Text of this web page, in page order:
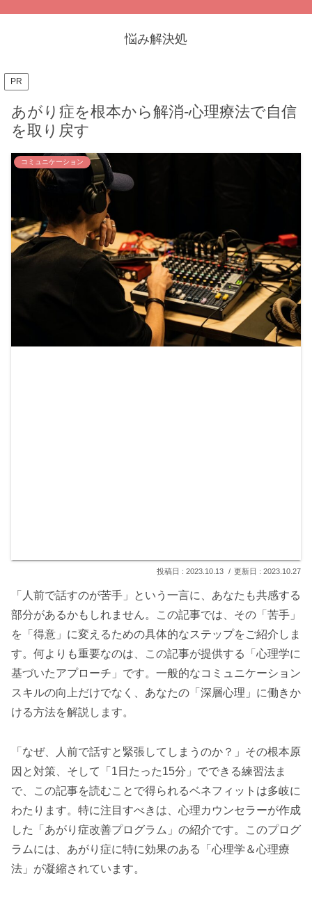
悩み解決処
PR
あがり症を根本から解消-心理療法で自信
を取り戻す
コミュニケーション
2023.10.13 2023.10.27
「人前で話すのが苦手」という一言に、あなたも共感する
部分があるかもしれません。この記事では、その「苦手」
を「得意」に変えるための具体的なステップをご紹介しま
す。何よりも重要なのは、この記事が提供する「心理学に
基づいたアプローチ」です。一般的なコミュニケーション
スキルの向上だけでなく、あなたの「深層心理」に働きか
ける方法を解説します。
「なぜ、人前で話すと緊張してしまうのか？」その根本原
因と対策、そして「1日たった15分」でできる練習法ま
で、この記事を読むことで得られるベネフィットは多岐に
わたります。特に注目すべきは、心理カウンセラーが作成
した「あがり症改善プログラム」の紹介です。このプログ
ラムには、あがり症に特に効果のある「心理学＆心理療
法」が凝縮されています。